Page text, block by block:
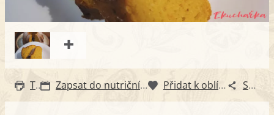
Tisk Zapsat do nutričního diáře Přidat k oblíbeným Sdílet